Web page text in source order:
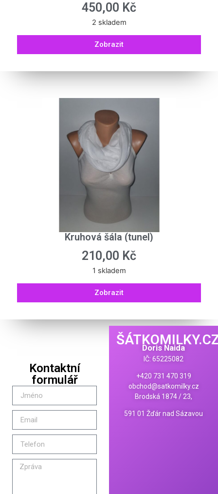
450,00 Kč
2 skladem
Zobrazit
Kruhová šála (tunel)
210,00 Kč
1 skladem
Zobrazit
Kontaktní
formulář
Doris Naida
IČ: 65225082
+420 731 470 319
obchod@satkomilky.cz
Brodská 1874 / 23,
591 01 Žďár nad Sázavou